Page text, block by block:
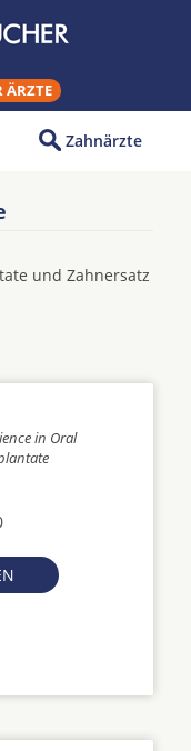
ÄRZTE
Zahnärzte
und Zahnersatz
in Oral